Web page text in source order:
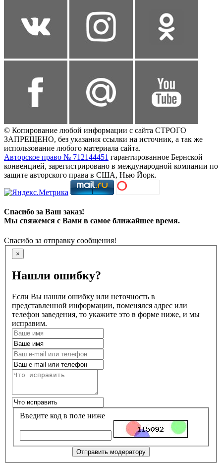
© Копирование любой информации с сайта СТРОГО
ЗАПРЕЩЕНО, без указания ссылки на источник, а так же
использование любого материала сайта.
Авторское право № 712144451 гарантированное Бернской
конвенцией, зарегистрировано в международной компании по
защите авторского права в США, Нью Йорк.
Спасибо за Ваш заказ!
Мы свяжемся с Вами в самое ближайшее время.
Спасибо за отправку сообщения!
×
Нашли ошибку?
Если Вы нашли ошибку или неточность в
представленной информации, поменялся адрес или
телефон заведения, то укажите это в форме ниже, и мы
исправим.
Введите код в поле ниже
Отправить модератору